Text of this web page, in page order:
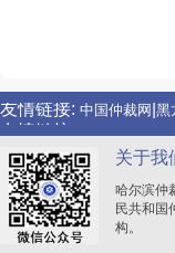
友情链接: 中国仲裁网|黑
友情链接:
中国仲裁网 |黑
关于我
哈尔滨仲
民共和国
构。